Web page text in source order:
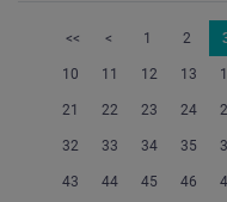
<< < 1 2
10 11 12 13
21 22 23 24
32 33 34 35
43 44 45 46